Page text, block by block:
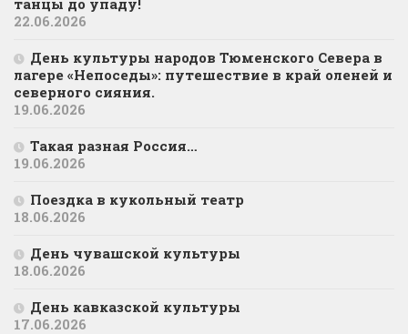
22.06.2026
День культуры народов Тюменского Севера в
лагере «Непоседы»: путешествие в край оленей и
северного сияния.
19.06.2026
Такая разная Россия…
19.06.2026
Поездка в кукольный театр
18.06.2026
День чувашской культуры
18.06.2026
День кавказской культуры
17.06.2026